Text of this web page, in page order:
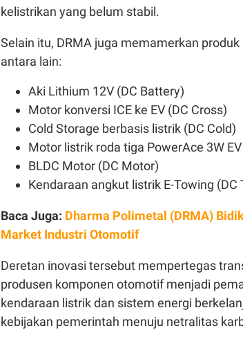
kelistrikan yang belum stabil.
Selain itu, DRMA juga memamerkan
antara lain:
Aki Lithium 12V (DC Battery)
Motor konversi ICE ke EV (DC Cross)
Cold Storage berbasis listrik (DC Cold)
Motor listrik roda tiga PowerAce 3W EV
BLDC Motor (DC Motor)
Kendaraan angkut listrik E-Towing (DC
Baca Juga: Dharma Polimetal (DRMA)
Market Industri Otomotif
Deretan inovasi tersebut mempertegas
produsen komponen otomotif menjadi
kendaraan listrik dan sistem energi
kebijakan pemerintah menuju netralitas